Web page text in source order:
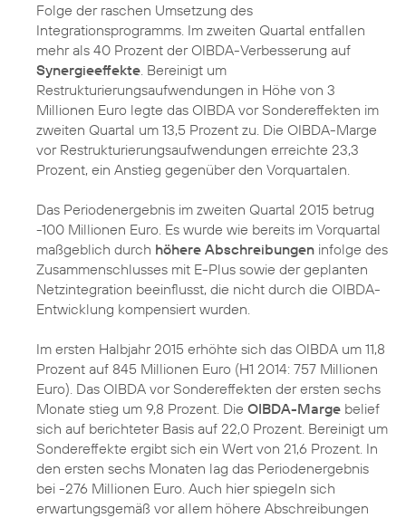
Folge der raschen Umsetzung des
Integrationsprogramms. Im zweiten Quartal entfallen
mehr als 40 Prozent der OIBDA-Verbesserung auf
Synergieeffekte. Bereinigt um
Restrukturierungsaufwendungen in Höhe von 3
Millionen Euro legte das OIBDA vor Sondereffekten im
zweiten Quartal um 13,5 Prozent zu. Die OIBDA-Marge
vor Restrukturierungsaufwendungen erreichte 23,3
Prozent, ein Anstieg gegenüber den Vorquartalen.
Das Periodenergebnis im zweiten Quartal 2015 betrug
-100 Millionen Euro. Es wurde wie bereits im Vorquartal
maßgeblich durch höhere Abschreibungen infolge des
Zusammenschlusses mit E-Plus sowie der geplanten
Netzintegration beeinflusst, die nicht durch die OIBDA-
Entwicklung kompensiert wurden.
Im ersten Halbjahr 2015 erhöhte sich das OIBDA um 11,8
Prozent auf 845 Millionen Euro (H1 2014: 757 Millionen
Euro). Das OIBDA vor Sondereffekten der ersten sechs
Monate stieg um 9,8 Prozent. Die OIBDA-Marge belief
sich auf berichteter Basis auf 22,0 Prozent. Bereinigt um
Sondereffekte ergibt sich ein Wert von 21,6 Prozent. In
den ersten sechs Monaten lag das Periodenergebnis
bei -276 Millionen Euro. Auch hier spiegeln sich
erwartungsgemäß vor allem höhere Abschreibungen